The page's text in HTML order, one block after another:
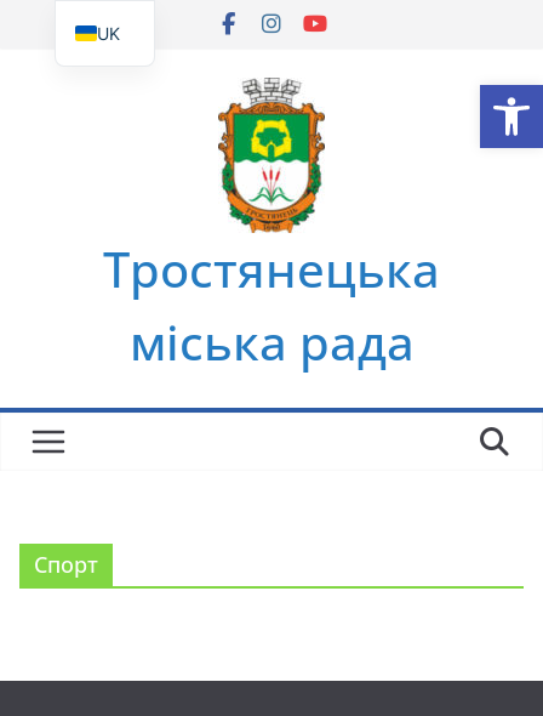
Тростянецька
міська рада
Спорт
UK